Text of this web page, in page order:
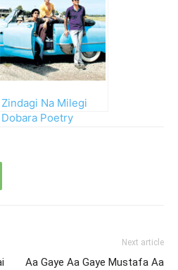
Zindagi Na Milegi
Dobara Poetry
Next article
Aa Gaye Aa Gaye Mustafa Aa